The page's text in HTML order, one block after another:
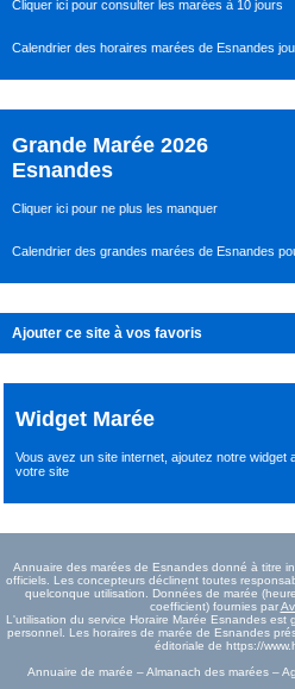
Cliquer ici pour consulter les marées à 10 jours
Calendrier des horaires marées de Esnandes
Grande Marée 2026
Esnandes
Cliquer ici pour ne plus les manquer
Calendrier des grandes marées de Esnandes
Ajouter ce site à vos favoris
Widget Marée
Vous avez un site internet,ajoutez notre widget
votre site
Annuaire des marées de Esnandes donné à titre
officiels. Les concepteurs déclinent toutes
quelconque utilisation. Données de marée
coefficient) fournies par
L'utilisation du service Horaire Marée Esnandes
personnel. Les horaires de marée de Esnandes
éditoriale de https://
Annuaire de marée – Almanach des marées –